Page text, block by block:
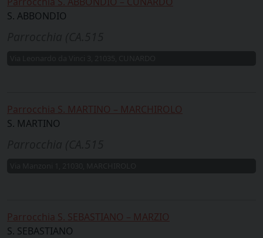
S. ABBONDIO
Parrocchia S. MARTINO – MARCHIROLO
S. MARTINO
Parrocchia S. SEBASTIANO – MARZIO
S. SEBASTIANO